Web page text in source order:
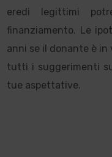
eredi legittimi
finanziamento. Le
anni se il donante è in
tutti i suggerimenti
tue aspettative.